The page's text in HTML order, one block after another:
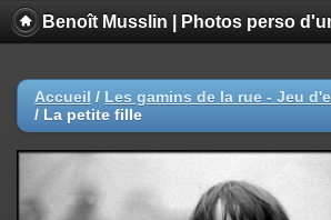
Benoît Musslin | Photos perso
Accueil / Les gamins de la rue - Jeu
/ La petite fille